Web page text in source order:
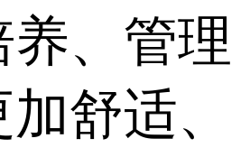
、管理
舒适、